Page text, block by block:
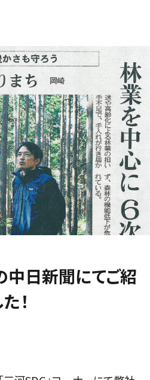
中日新聞にてご紹
！